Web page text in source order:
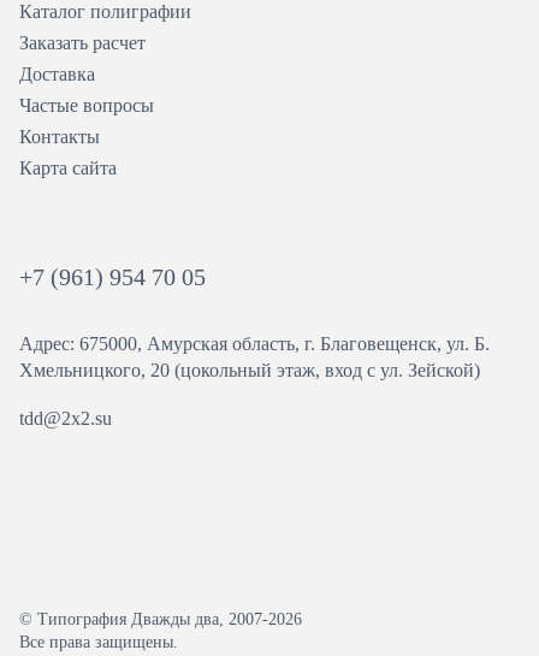
Каталог полиграфии
Заказать расчет
Доставка
Частые вопросы
Контакты
Карта сайта
+7 (961) 954 70 05
Адрес: 675000, Амурская область, г. Благовещенск, ул. ​Б.
Хмельницкого, 20 (цокольный этаж, вход с ул. Зейской)
tdd@2x2.su
© Типография Дважды два, 2007-2026
Все права защищены.